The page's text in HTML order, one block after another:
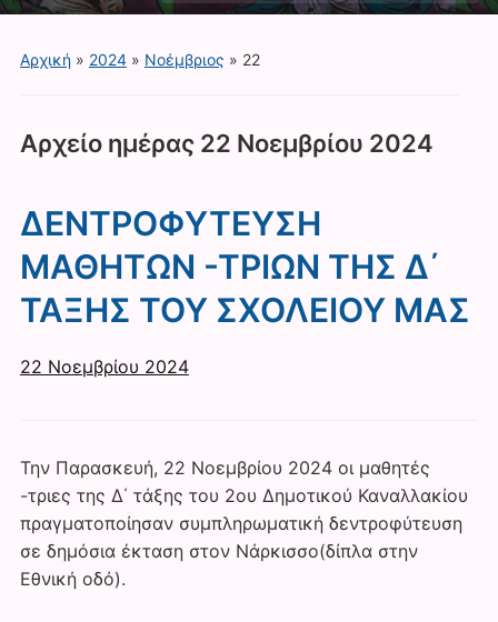
μενού
για
Αρχική» 2024» Νοέμβριος » 22
Αρχείο ημέρας 22 Νοεμβρίου 2024
ΔΕΝΤΡΟΦΥΤΕΥΣΗ
ΜΑΘΗΤΩΝ -ΤΡΙΩΝ ΤΗΣ Δ΄
ΤΑΞΗΣ ΤΟΥ ΣΧΟΛΕΙΟΥ ΜΑΣ
22 Νοεμβρίου 2024
Την Παρασκευή, 22 Νοεμβρίου 2024 οι μαθητές
-τριες της Δ΄ τάξης του 2ου Δημοτικού Καναλλακίου
πραγματοποίησαν συμπληρωματική δεντροφύτευση
σε δημόσια έκταση στον Νάρκισσο(δίπλα στην
Εθνική οδό).